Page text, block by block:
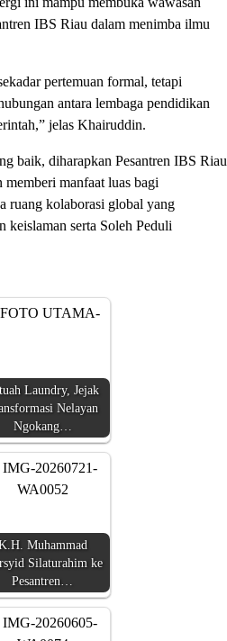
IBS Riau dalam menimba ilmu
pertemuan formal, tetapi
antara lembaga pendidikan
jelas Khairuddin.
baik, diharapkan Pesantren IBS Riau
memberi manfaat luas bagi
ruang kolaborasi global yang
keislaman serta Soleh Peduli
Laundry, Jejak
Nelayan
Ngokang…
Muhammad
Silaturahim ke
Pesantren…